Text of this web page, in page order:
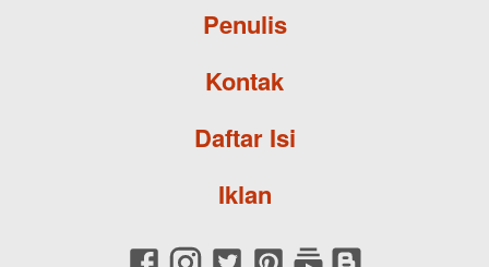
Penulis
Kontak
Daftar Isi
Iklan